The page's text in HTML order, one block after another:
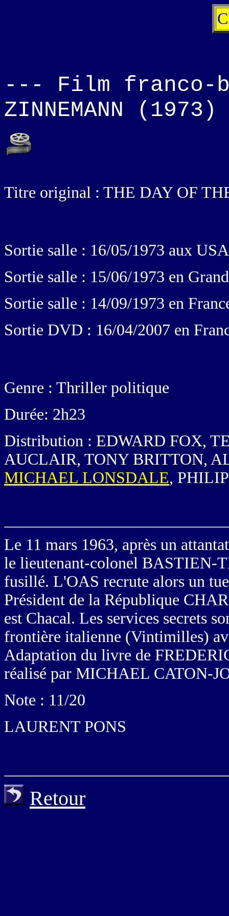
--- Film franco-
ZINNEMANN (1973)
Titre original : THE DAY OF
Sortie salle : 16/05/1973 aux USA
Sortie salle : 15/06/1973 en
Sortie salle : 14/09/1973 en
Sortie DVD : 16/04/2007 en
Genre : Thriller politique
Durée: 2h23
Distribution : EDWARD FOX,
AUCLAIR, TONY BRITTON,
MICHAEL LONSDALE,
Le 11 mars 1963, après un
le lieutenant-colonel BASTIEN-
fusillé. L'OAS recrute alors un
Président de la République
est Chacal. Les services secrets
frontière italienne (Vintimilles)
Adaptation du livre de
réalisé par MICHAEL CATON-
Note : 11/20
LAURENT PONS
Retour